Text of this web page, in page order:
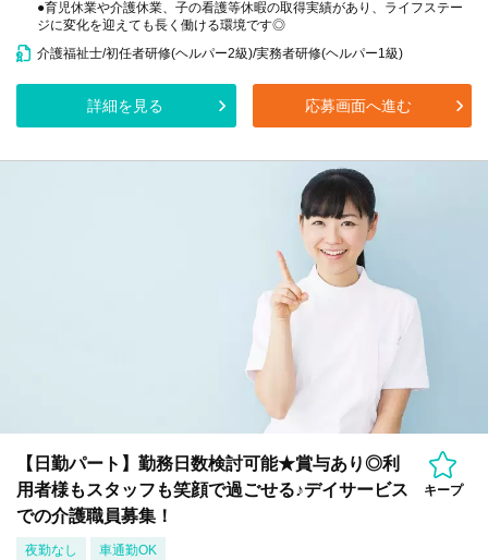
●育児休業や介護休業、子の看護等休暇の取得実績があり、ライフステー
ジに変化を迎えても長く働ける環境です◎
介護福祉士/初任者研修(ヘルパー2級)/実務者研修(ヘルパー1級)
詳細を見る 応募画面へ進む
【日勤パート】勤務日数検討可能★賞与あり◎利
用者様もスタッフも笑顔で過ごせる♪デイサービス
での介護職員募集！
キープ
夜勤なし 車通勤OK